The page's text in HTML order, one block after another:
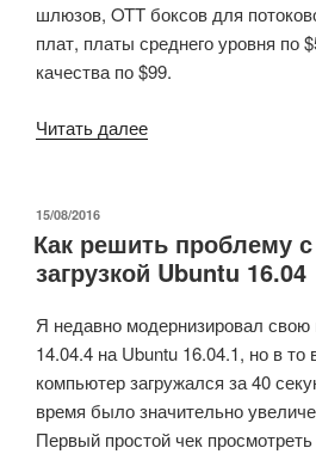
шлюзов, OTT боксов для
плат, платы среднего уровня по
качества по $99.
Читать далее«96Boards
платформы
нацеленные
платы
среднего
качества
по
$50
ОПУБЛИКОВАНО
15/08/2016
Как решить проблему
загрузкой Ubuntu 16.04
Я недавно модернизировал
14.04.4 на Ubuntu 16.04.1, но в то
компьютер загружался за 40
время было значительно
Первый простой чек